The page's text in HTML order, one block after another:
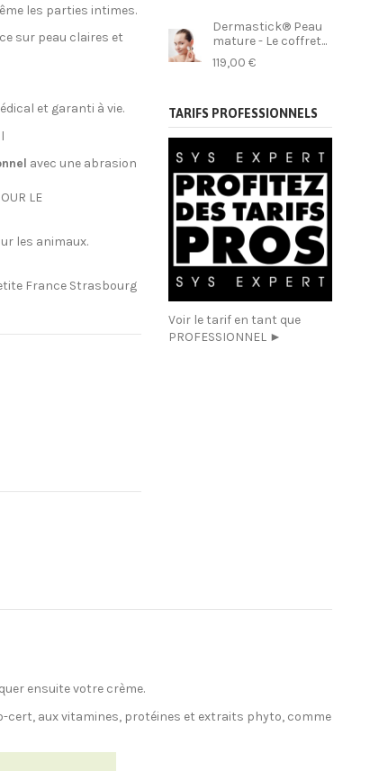
les parties intimes.
sur peau claires et
et garanti à vie.
avec une abrasion
LE
les animaux.
France Strasbourg
Dermastick® Peau
mature - Le coffret...
119,00 €
TARIFS PROFESSIONNELS
Voir le tarif en tant que
PROFESSIONNEL ►
ensuite votre crème.
cert, aux vitamines, protéines et extraits phyto, comme